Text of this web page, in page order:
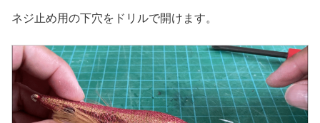
ネジ止め用の下穴をドリルで開けます。